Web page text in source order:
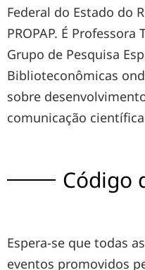
Federal do Estado do
PROPAP. É
Grupo de Pesquisa
Biblioteconômicas
sobre
comunicação
Código
Espera-se que todas
eventos promovidos